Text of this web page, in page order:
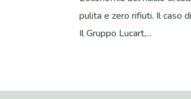
pulita e zero rifiuti. Il caso
Il Gruppo Lucart,...